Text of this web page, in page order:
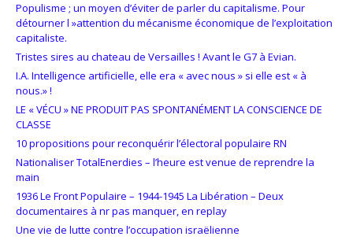
Populisme ; un moyen d’éviter de parler du capitalisme. Pour
détourner l »attention du mécanisme économique de l’exploitation
capitaliste.
Tristes sires au chateau de Versailles ! Avant le G7 à Evian.
I.A. Intelligence artificielle, elle era « avec nous » si elle est « à
nous.» !
LE « VÉCU » NE PRODUIT PAS SPONTANÉMENT LA CONSCIENCE DE
CLASSE
10 propositions pour reconquérir l’électoral populaire RN
Nationaliser TotalEnerdies – l’heure est venue de reprendre la
main
1936 Le Front Populaire – 1944-1945 La Libération – Deux
documentaires à nr pas manquer, en replay
Une vie de lutte contre l’occupation israëlienne